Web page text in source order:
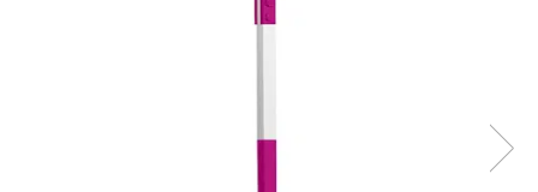
Sigurante geamuri si usi glisante